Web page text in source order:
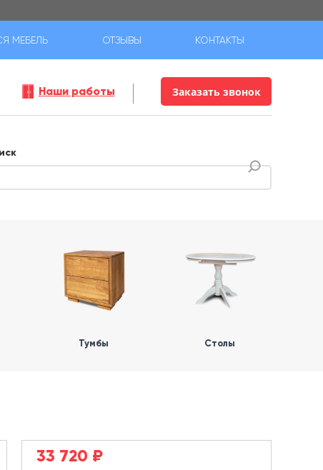
МЕБЕЛЬ ОТЗЫВЫ КОНТАКТЫ
Наши работы Заказать звонок
Тумбы Столы
33 720 ₽